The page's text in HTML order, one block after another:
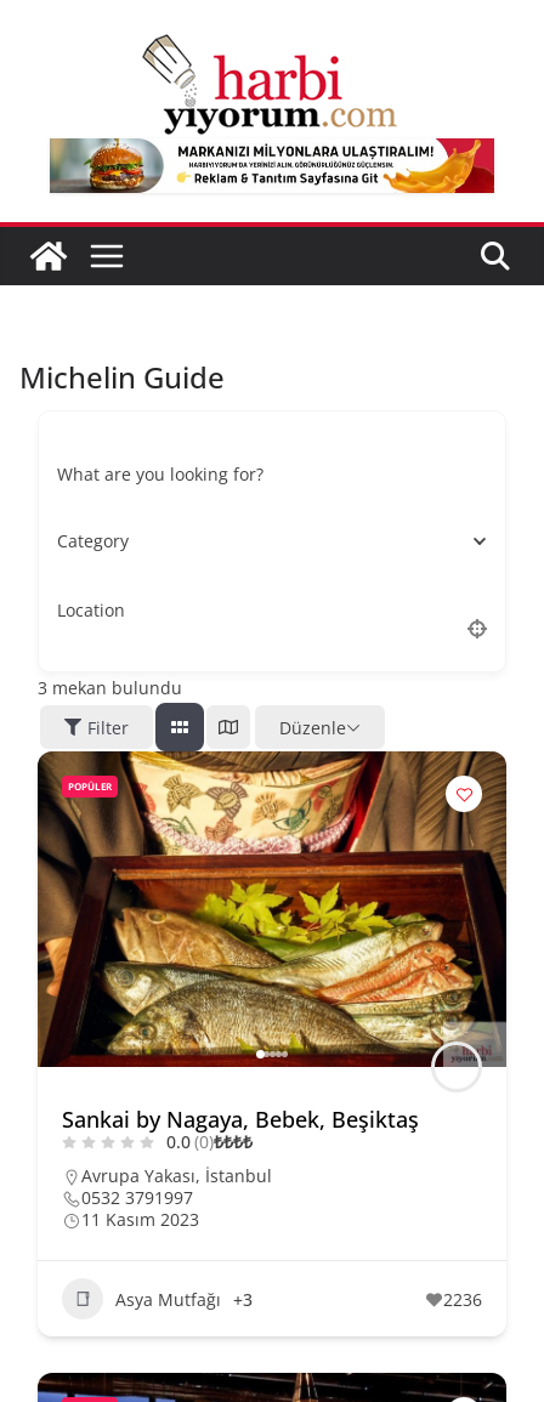
Michelin Guide
What are you looking for?
Category
Location
3 mekan bulundu
Filter
Düzenle
POPÜLER
Sankai by Nagaya, Bebek, Beşiktaş
0.0(0)₺₺₺₺
Avrupa Yakası, İstanbul
0532 3791997
11 Kasım 2023
Asya Mutfağı +3 2236